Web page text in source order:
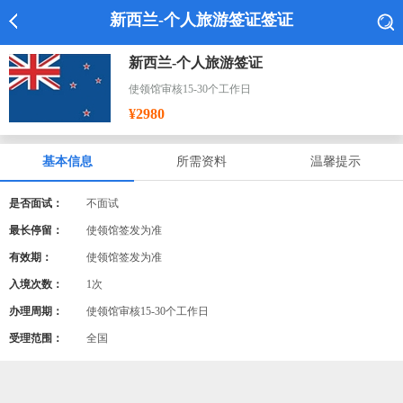
新西兰-个人旅游签证签证
新西兰-个人旅游签证
使领馆审核15-30个工作日
¥2980
基本信息 所需资料 温馨提示
是否面试： 不面试
最长停留： 使领馆签发为准
有效期： 使领馆签发为准
入境次数： 1次
办理周期： 使领馆审核15-30个工作日
受理范围： 全国